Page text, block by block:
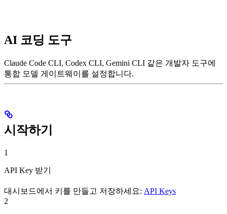
AI 코딩 도구
Claude Code CLI, Codex CLI, Gemini CLI 같은 개발자 도구에
통합 모델 게이트웨이를 설정합니다.
시작하기
1
API Key 받기
대시보드에서 키를 만들고 저장하세요: API Keys
2